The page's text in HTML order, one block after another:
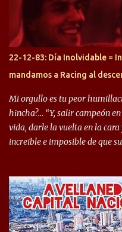
copa sudamericana. Pero no
rendimiento que ha
jugaron en Defensa y ahora
Gastón Togni y Domingo
futbolísticamente hablando
ejemplo, el caso de Mingo
Seleccionado Argentino,
mostrar en Independiente. En
22-12-83: Día Inolvidable =
mandamos a Racing al
Mi orgullo es tu peor
hincha?… “Y, salir campeón
vida, darle la vuelta en la cara
increible e imposible de que
campeonato del '83 año
haber mandado al descenso
1983 es una fecha que pocos
dejar en el olvido. Es que ese